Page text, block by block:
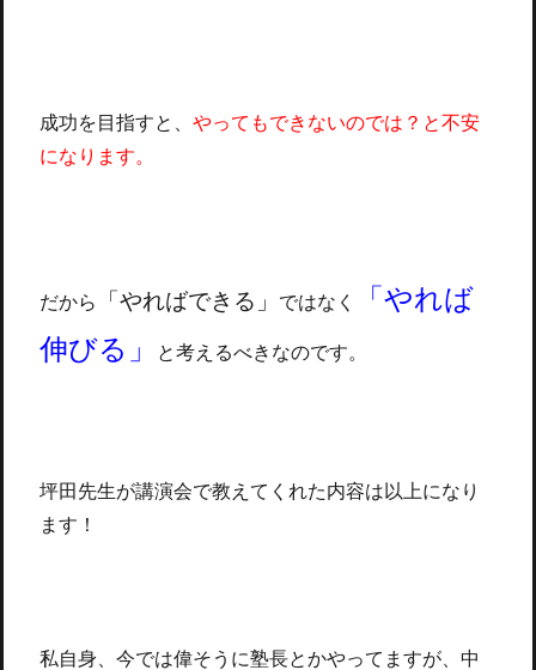
成功を目指すと、 やってもできないのでは？と不安
になります。
だから 「やればできる」 ではなく
「やれば
伸びる」
と考えるべきなのです。
坪田先生が講演会で教えてくれた内容は以上になり
ます！
私自身、今では偉そうに塾長とかやってますが、中